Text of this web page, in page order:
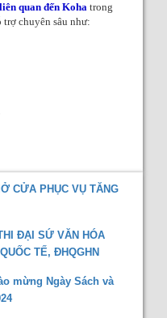
quan đến Kohatrong
chuyên sâu như:
CỬA PHỤC VỤ TĂNG
ĐẠI SỨ VĂN HÓA
TẾ, ĐHQGHN
mừng Ngày Sách và